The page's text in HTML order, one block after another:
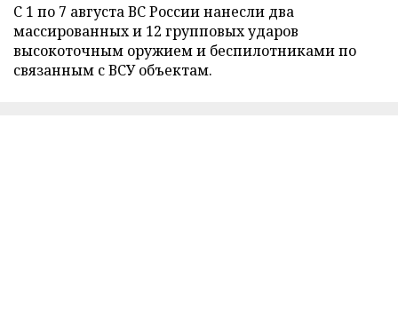
С 1 по 7 августа ВС России нанесли два
массированных и 12 групповых ударов
высокоточным оружием и беспилотниками по
связанным с ВСУ объектам.